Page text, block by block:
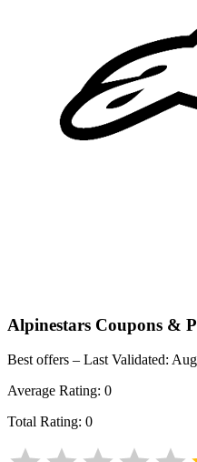
Alpinestars Coupons &
Best offers – Last Validated:
Average Rating: 0
Total Rating: 0